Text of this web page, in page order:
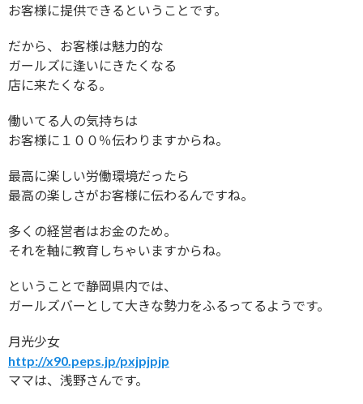
お客様に提供できるということです。
だから、お客様は魅力的な
ガールズに逢いにきたくなる
店に来たくなる。
働いてる人の気持ちは
お客様に１００％伝わりますからね。
最高に楽しい労働環境だったら
最高の楽しさがお客様に伝わるんですね。
多くの経営者はお金のため。
それを軸に教育しちゃいますからね。
ということで静岡県内では、
ガールズバーとして大きな勢力をふるってるようです。
月光少女
http://x90.peps.jp/pxjpjpjp
ママは、浅野さんです。